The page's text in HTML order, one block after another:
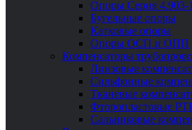
Опоры Серия
Бугельные опоры
Катковые опоры
Опоры ОСП и ОПП
Компенсаторы
Линзовые
Сильфонные
Тканевые
Фторопластовые
Сальниковые